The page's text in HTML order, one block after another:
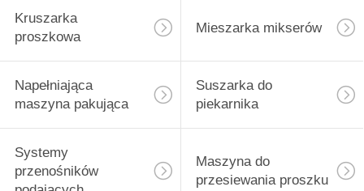
Kruszarka
proszkowa
Mieszarka mikserów
Napełniająca
maszyna pakująca
Suszarka do
piekarnika
Systemy
przenośników
Maszyna do
przesiewania proszku